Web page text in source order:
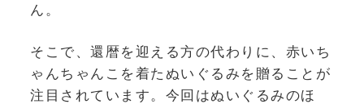
ん。
そこで、還暦を迎える方の代わりに、赤いち
ゃんちゃんこを着たぬいぐるみを贈ることが
注目されています。今回はぬいぐるみのほ